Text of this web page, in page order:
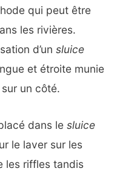
qui peut être
les rivières.
d’un sluice
et étroite munie
un côté.
dans le sluice
le laver sur les
les riffles tandis